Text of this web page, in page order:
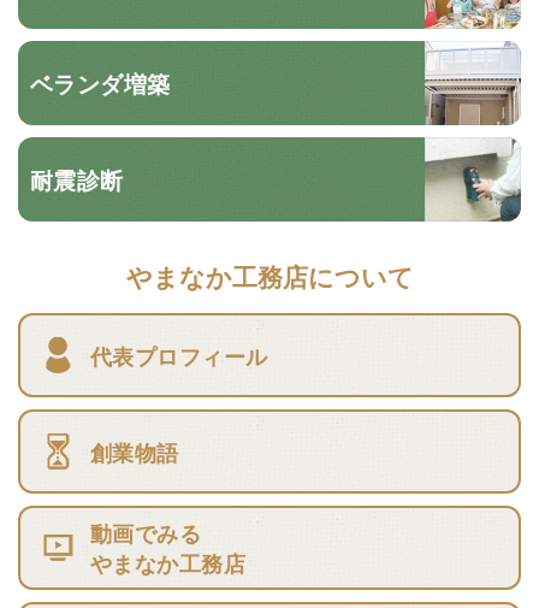
ベランダ増築
耐震診断
やまなか工務店について
代表プロフィール
創業物語
動画でみる
やまなか工務店